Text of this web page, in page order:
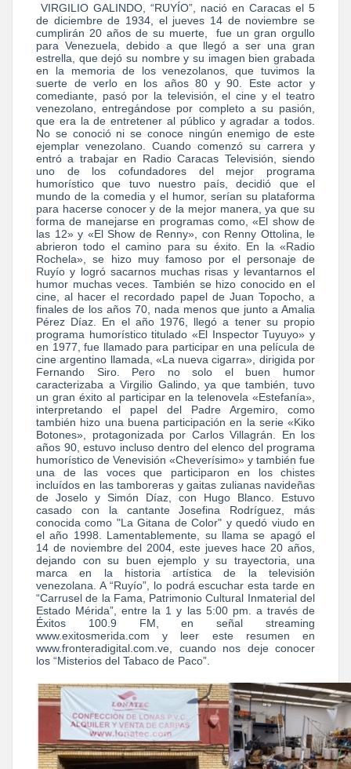
VIRGILIO GALINDO, “RUYÍO”, nació en Caracas el 5
de diciembre de 1934, el jueves 14 de noviembre se
cumplirán 20 años de su muerte, fue un gran orgullo
para Venezuela, debido a que llegó a ser una gran
estrella, que dejó su nombre y su imagen bien grabada
en la memoria de los venezolanos, que tuvimos la
suerte de verlo en los años 80 y 90. Este actor y
comediante, pasó por la televisión, el cine y el teatro
venezolano, entregándose por completo a su pasión,
que era la de entretener al público y agradar a todos.
No se conoció ni se conoce ningún enemigo de este
ejemplar venezolano. Cuando comenzó su carrera y
entró a trabajar en Radio Caracas Televisión, siendo
uno de los cofundadores del mejor programa
humorístico que tuvo nuestro país, decidió que el
mundo de la comedia y el humor, serían su plataforma
para hacerse conocer y de la mejor manera, ya que su
forma de manejarse en programas como, «El show de
las 12» y «El Show de Renny», con Renny Ottolina, le
abrieron todo el camino para su éxito. En la «Radio
Rochela», se hizo muy famoso por el personaje de
Ruyío y logró sacarnos muchas risas y levantarnos el
humor muchas veces. También se hizo conocido en el
cine, al hacer el recordado papel de Juan Topocho, a
finales de los años 70, nada menos que junto a Amalia
Pérez Díaz. En el año 1976, llegó a tener su propio
programa humorístico titulado «El Inspector Tuyuyo» y
en 1977, fue llamado para participar en una película de
cine argentino llamada, «La nueva cigarra», dirigida por
Fernando Siro. Pero no solo el buen humor
caracterizaba a Virgilio Galindo, ya que también, tuvo
un gran éxito al participar en la telenovela «Estefanía»,
interpretando el papel del Padre Argemiro, como
también hizo una buena participación en la serie «Kiko
Botones», protagonizada por Carlos Villagrán. En los
años 90, estuvo incluso dentro del elenco del programa
humorístico de Venevisión «Cheverísimo» y también fue
una de las voces que participaron en los chistes
incluídos en las tamboreras y gaitas zulianas navideñas
de Joselo y Simón Díaz, con Hugo Blanco. Estuvo
casado con la cantante Josefina Rodríguez, más
conocida como "La Gitana de Color" y quedó viudo en
el año 1998. Lamentablemente, su llama se apagó el
14 de noviembre del 2004, este jueves hace 20 años,
dejando con su buen ejemplo y su trayectoria, una
marca en la historia artística de la televisión
venezolana. A “Ruyío”, lo podrá escuchar esta tarde en
“Carrusel de la Fama, Patrimonio Cultural Inmaterial del
Estado Mérida”, entre la 1 y las 5:00 pm. a través de
Éxitos 100.9 FM, en señal streaming
www.exitosmerida.com y leer este resumen en
www.fronteradigital.com.ve, cuando nos deje conocer
los “Misterios del Tabaco de Paco”.